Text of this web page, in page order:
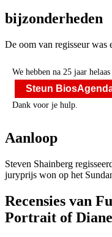
bijzonderheden
De oom van regisseurwas
We hebben na 25 jaar
Steun
Dank voor je hulp.
Aanloop
Steven Shainberg
juryprijs won op het
Recensies van
Portrait of